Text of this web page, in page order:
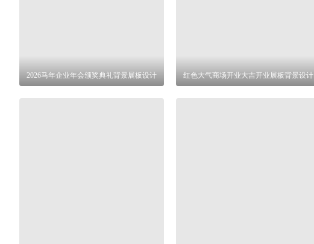
2026马年企业年会颁奖典礼背景展板设计 红色大气商场开业大吉开业展板背景设计